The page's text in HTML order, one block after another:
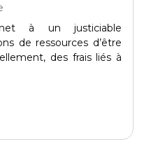
à un justiciable
de ressources d’être
des frais liés à